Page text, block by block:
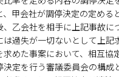
、甲会社が調停決定の定める
、乙会社を相手に上記事故に
は過失が一切ないとして上記
求めた事案において、相互協
決定を行う審議委員会の構成